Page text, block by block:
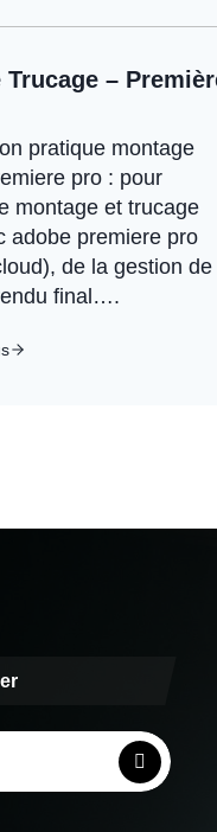
Trucage –
pratique montage
pro : pour
montage et trucage
adobe premiere pro
de la gestion de
final….